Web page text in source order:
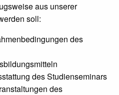
aus unserer
soll:
des
des Studienseminars
des